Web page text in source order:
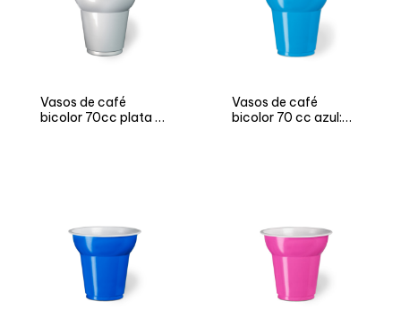
Vasos de café
bicolor 70cc plata –
Vasos de café
bicolor 70 cc azul: